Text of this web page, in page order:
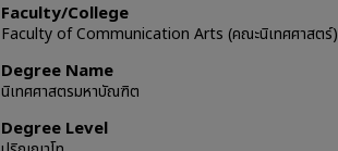
Faculty/College
Faculty of Communication Arts (คณะนิเทศศาสตร์)
Degree Name
นิเทศศาสตรมหาบัณฑิต
Degree Level